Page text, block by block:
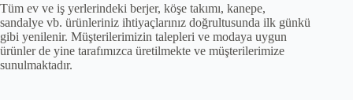
Tüm ev ve iş yerlerindeki berjer, köşe takımı, kanepe,
sandalye vb. ürünleriniz ihtiyaçlarınız doğrultusunda ilk günkü
gibi yenilenir. Müşterilerimizin talepleri ve modaya uygun
ürünler de yine tarafımızca üretilmekte ve müşterilerimize
sunulmaktadır.